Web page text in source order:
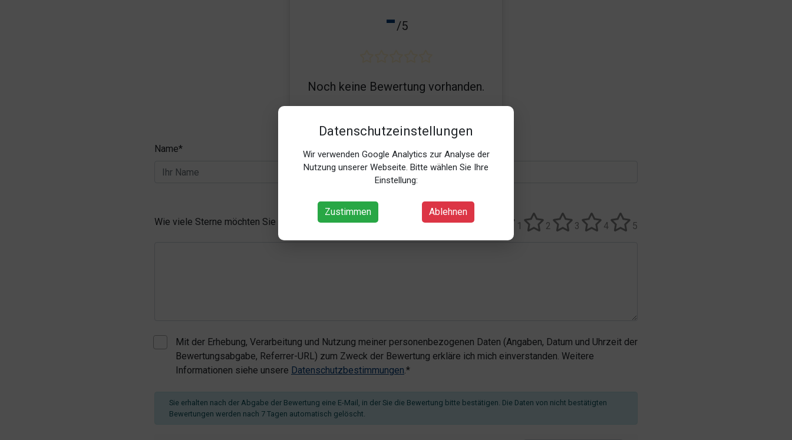
Datenschutzeinstellungen
Wir verwenden Google Analytics zur Analyse der
Nutzung unserer Webseite. Bitte wählen Sie Ihre
Einstellung:
Zustimmen Ablehnen
-/5
Noch keine Bewertung vorhanden.
Name* E-Mail*
Wie viele Sterne möchten Sie vergeben?* 5
4
3
2
1
Mit der Erhebung, Verarbeitung und Nutzung meiner personenbezogenen Daten (Angaben, Datum und Uhrzeit der
Bewertungsabgabe, Referrer-URL) zum Zweck der Bewertung erkläre ich mich einverstanden. Weitere
Informationen siehe unsere Datenschutzbestimmungen.*
Sie erhalten nach der Abgabe der Bewertung eine E-Mail, in der Sie die Bewertung bitte bestätigen. Die Daten von nicht bestätigten
Bewertungen werden nach 7 Tagen automatisch gelöscht.